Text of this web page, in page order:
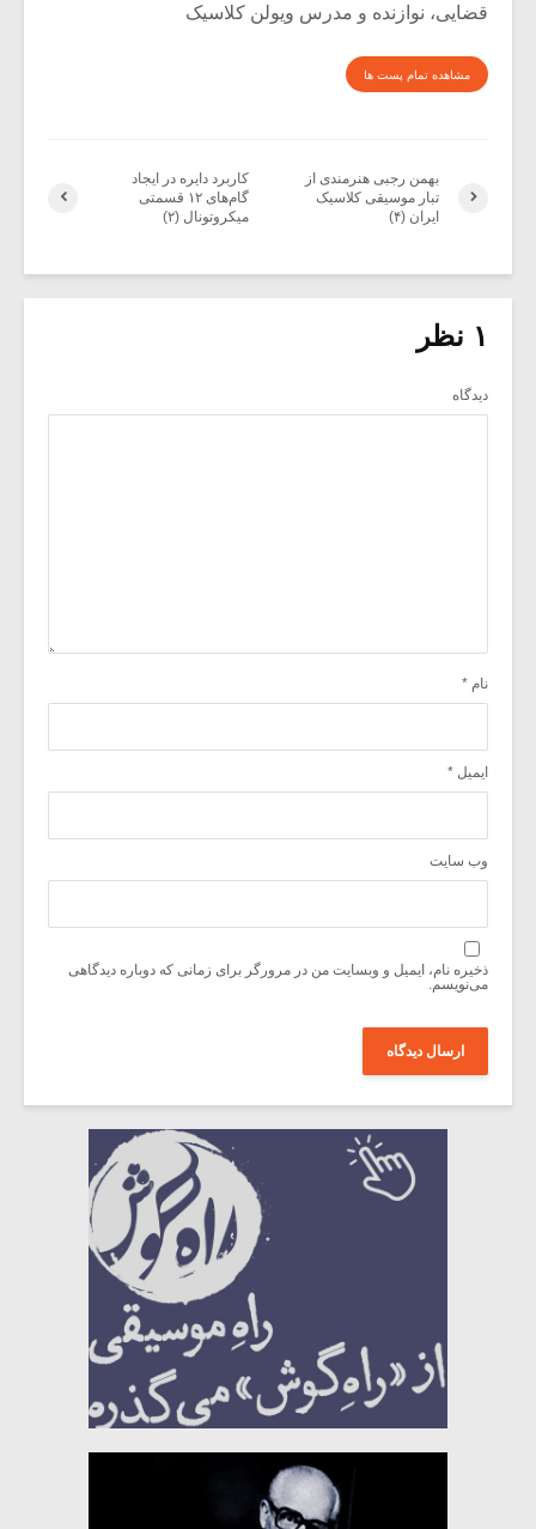
قضایی، نوازنده و مدرس ویولن کلاسیک
مشاهده تمام پست ها
کاربرد دایره در ایجاد
گام‌های ۱۲ قسمتی
میکروتونال (۲)
بهمن رجبی هنرمندی از
تبار موسیقی کلاسیک
ایران (۴)
۱ نظر
دیدگاه
نام *
ایمیل *
وب‌ سایت
ذخیره نام، ایمیل و وبسایت من در مرورگر برای زمانی که دوباره دیدگاهی
می‌نویسم.